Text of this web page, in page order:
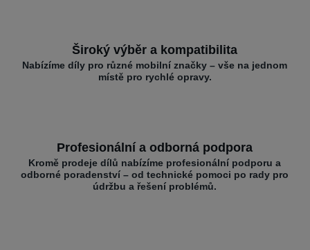
Široký výběr a kompatibilita
Nabízíme díly pro různé mobilní značky – vše na jednom
místě pro rychlé opravy.
Profesionální a odborná podpora
Kromě prodeje dílů nabízíme profesionální podporu a
odborné poradenství – od technické pomoci po rady pro
údržbu a řešení problémů.